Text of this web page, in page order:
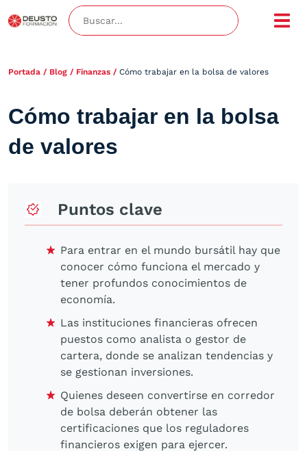
Portada / Blog / Finanzas / Cómo trabajar en la bolsa de valores
Cómo trabajar en la bolsa
de valores
Puntos clave
Para entrar en el mundo bursátil hay que
conocer cómo funciona el mercado y
tener profundos conocimientos de
economía.
Las instituciones financieras ofrecen
puestos como analista o gestor de
cartera, donde se analizan tendencias y
se gestionan inversiones.
Quienes deseen convertirse en corredor
de bolsa deberán obtener las
certificaciones que los reguladores
financieros exigen para ejercer.